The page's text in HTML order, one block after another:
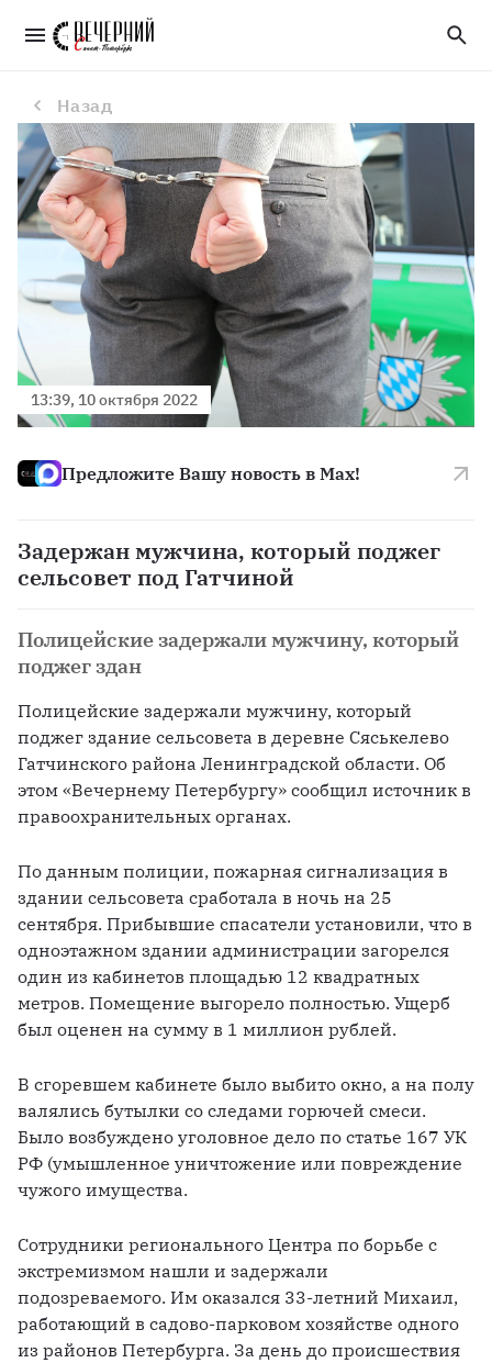
Задержан мужчина, который поджег сельсовет под Гатчиной
Назад
13:39, 10 октября 2022
Предложите Вашу новость в Max!
Задержан мужчина, который поджег
сельсовет под Гатчиной
Полицейские задержали мужчину, который
поджег здан
Полицейские задержали мужчину, который
поджег здание сельсовета в деревне Сяськелево
Гатчинского района Ленинградской области. Об
этом «Вечернему Петербургу» сообщил источник в
правоохранительных органах.
По данным полиции, пожарная сигнализация в
здании сельсовета сработала в ночь на 25
сентября. Прибывшие спасатели установили, что в
одноэтажном здании администрации загорелся
один из кабинетов площадью 12 квадратных
метров. Помещение выгорело полностью. Ущерб
был оценен на сумму в 1 миллион рублей.
В сгоревшем кабинете было выбито окно, а на полу
валялись бутылки со следами горючей смеси.
Было возбуждено уголовное дело по статье 167 УК
РФ (умышленное уничтожение или повреждение
чужого имущества.
Сотрудники регионального Центра по борьбе с
экстремизмом нашли и задержали
подозреваемого. Им оказался 33-летний Михаил,
работающий в садово-парковом хозяйстве одного
из районов Петербурга. За день до происшествия